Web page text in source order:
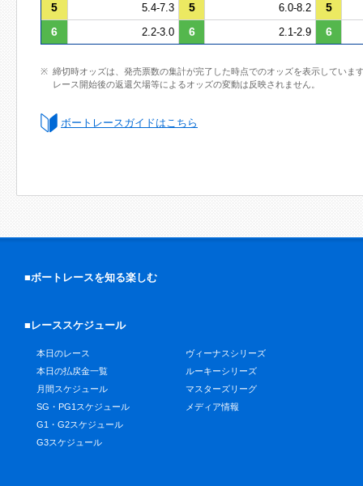
5
5.4-7.3 5 6.0-8.2
5
6
2.2-3.0 6 2.1-2.9 6
締切時オッズは、発売票数の集計が完了した時点でのオッズを表示していま
レース開始後の返還欠場等によるオッズの変動は反映されません。
ボートレースガイドはこちら
■ボートレースを知る楽しむ
■レーススケジュール
本日のレース
本日の払戻金一覧
月間スケジュール
SG・PG1スケジュール
G1・G2スケジュール
G3スケジュール
ヴィーナスシリーズ
ルーキーシリーズ
マスターズリーグ
メディア情報